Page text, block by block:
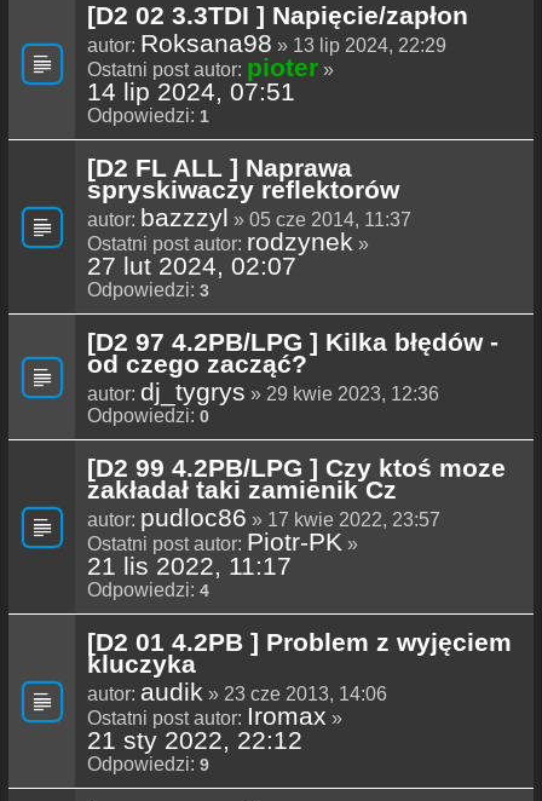
[D2 02 3.3TDI ] Napięcie/zapłon
autor: Roksana98 » 13 lip 2024, 22:29
Ostatni post autor: pioter »
14 lip 2024, 07:51
Odpowiedzi: 1
[D2 FL ALL ] Naprawa
spryskiwaczy reflektorów
autor: bazzzyl » 05 cze 2014, 11:37
Ostatni post autor: rodzynek »
27 lut 2024, 02:07
Odpowiedzi: 3
[D2 97 4.2PB/LPG ] Kilka błędów -
od czego zacząć?
autor: dj_tygrys » 29 kwie 2023, 12:36
Odpowiedzi: 0
[D2 99 4.2PB/LPG ] Czy ktoś moze
zakładał taki zamienik Cz
autor: pudloc86 » 17 kwie 2022, 23:57
Ostatni post autor: Piotr-PK »
21 lis 2022, 11:17
Odpowiedzi: 4
[D2 01 4.2PB ] Problem z wyjęciem
kluczyka
autor: audik » 23 cze 2013, 14:06
Ostatni post autor: Iromax »
21 sty 2022, 22:12
Odpowiedzi: 9